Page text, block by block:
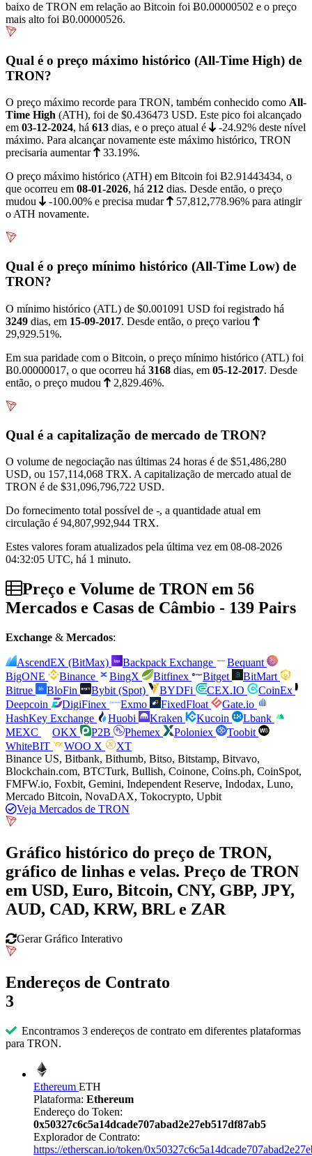
baixo de TRON em relação ao Bitcoin foi Ƀ0.00000502 e o preço
mais alto foi Ƀ0.00000526.
Qual é o preço máximo histórico (All-Time High) de
TRON?
O preço máximo recorde para TRON, também conhecido como All-
Time High (ATH), foi de $0.436473 USD. Este pico foi alcançado
em 03-12-2024, há 613 dias, e o preço atual é -24.92% deste nível
máximo. Para alcançar novamente este máximo histórico, TRON
precisaria aumentar
33.19%.
O preço máximo histórico (ATH) em Bitcoin foi Ƀ2.91443434, o
que ocorreu em 08-01-2026, há 212 dias. Desde então, o preço
mudou
-100.00% e precisa mudar 57,812,778.96% para atingir
o ATH novamente.
Qual é o preço mínimo histórico (All-Time Low) de
TRON?
O mínimo histórico (ATL) de $0.001091 USD foi registrado há
3249 dias, em 15-09-2017. Desde então, o preço variou
29,929.51%.
Em sua paridade com o Bitcoin, o preço mínimo histórico (ATL) foi
Ƀ0.00000017, o que ocorreu há 3168 dias, em 05-12-2017. Desde
então, o preço mudou
2,829.46%.
Qual é a capitalização de mercado de TRON?
O volume de negociação nas últimas 24 horas é de $51,486,280
USD, ou 157,114,068 TRX. A capitalização de mercado atual de
TRON é de $31,096,796,722 USD.
Do fornecimento total possível de -, a quantidade atual em
circulação é 94,807,992,944 TRX.
Estes valores foram atualizados pela última vez em 08-08-2026
04:32:05 UTC, há 1 minuto.
Preço e Volume de TRON em 56
Mercados e Casas de Câmbio - 139 Pairs
Exchange & Mercados:
AscendEX (BitMax) Backpack Exchange
Bequant
BigONE
Binance BingX Bitfinex Bitget
BitMart
Bitrue
BloFin Bybit (Spot) BYDFi CEX.IO
CoinEx
Deepcoin
DigiFinex Exmo FixedFloat
Gate.io
HashKey Exchange
Huobi Kraken Kucoin
Lbank
MEXC
OKX P2B Phemex Poloniex
Toobit
WhiteBIT
WOO X
XT
Binance US, Bitbank, Bithumb, Bitso, Bitstamp, Bitvavo,
Blockchain.com, BTCTurk, Bullish, Coinone, Coins.ph, CoinSpot,
FMFW.io, Foxbit, Gemini, Independent Reserve, Indodax, Luno,
Mercado Bitcoin, NovaDAX, Tokocrypto, Upbit
Veja Mercados de TRON
Gráfico histórico do preço de TRON,
gráfico de linhas e velas. Preço de TRON
em USD, Euro, Bitcoin, CNY, GBP, JPY,
AUD, CAD, KRW, BRL e ZAR
Gerar Gráfico Interativo
Endereços de Contrato
3
Encontramos 3 endereços de contrato em diferentes plataformas
para TRON.
Ethereum ETH
Plataforma: Ethereum
Endereço do Token:
0x50327c6c5a14dcade707abad2e27eb517df87ab5
Explorador de Contrato:
https://etherscan.io/token/